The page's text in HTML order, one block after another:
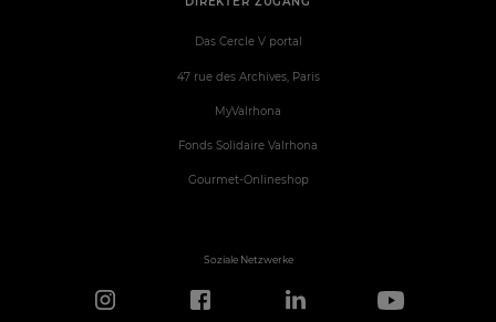
Das Cercle V portal
47 rue des Archives, Paris
MyValrhona
Fonds Solidaire Valrhona
Gourmet-Onlineshop
Soziale Netzwerke